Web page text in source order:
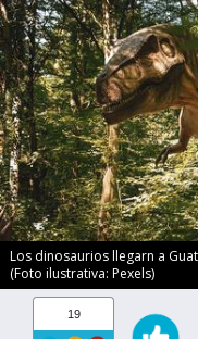
Los dinosaurios llegarn a
(Foto ilustrativa: Pexels)
19